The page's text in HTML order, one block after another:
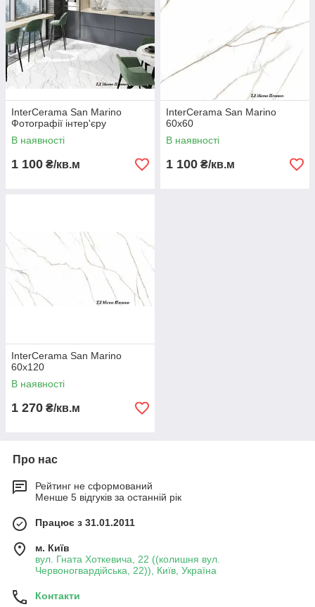
InterCerama San Marino
Фотографії інтер'єру
В наявності
1 100 ₴/кв.м
InterCerama San Marino
60х60
В наявності
1 100 ₴/кв.м
InterCerama San Marino
60х120
В наявності
1 270 ₴/кв.м
Про нас
Рейтинг не сформований
Менше 5 відгуків за останній рік
Працює з 31.01.2011
м. Київ
вул. Гната Хоткевича, 22 ((колишня вул.
Червоногвардійська, 22)), Київ, Україна
Контакти